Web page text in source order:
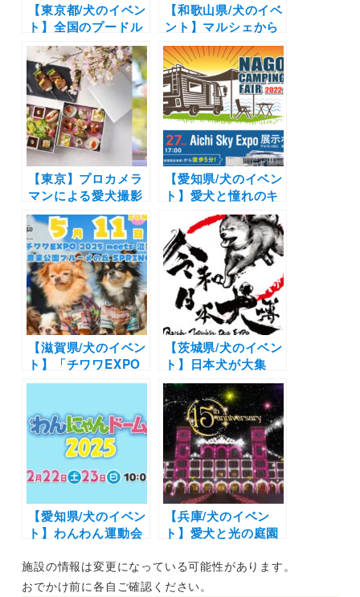
【東京都/犬のイベン
ト】全国のプードル
好き集まれ～！「プ
ードルフェスティバ
ル 2025 SPRING」
（イーノの森Dog
Garden）3/16
【和歌山県/犬のイベ
ント】マルシェから
ステージショーまで
「WANʼS Dog
Expo 2025 Marina
City」（和歌山マリ
ーナシティ 第三駐
車場）2/22〜2/23
【東京】プロカメラ
マンによる愛犬撮影
会が東京マリオット
ホテルにて開催！御
殿山庭園を臨むテラ
スランチ&フリーフ
ロー付き
【愛知県/犬のイベン
ト】愛犬と憧れのキ
ャンピングカーを見
に行こう！しつけの
イベントも | 「名古
屋キャンピングカー
フェア2022
SPRING」（AICHI
SKY EXPO 展示ホ
ールＦ）2/26・27開
催
【滋賀県/犬のイベン
ト】「チワワEXPO
2025 meets 滋賀農
SPRING」（滋賀農
業公園ブルーメの
丘）5/11
【茨城県/犬のイベン
ト】日本犬が大集
合！柴犬や秋田犬の
わんこ集まれ♪「令
和日本犬博2021 –
REIWA Japanese
Dog EXPO –」（こ
もれび森のイバライ
ド）11/7開催
【愛知県/犬のイベン
ト】わんわん運動会
「わんにゃんドーム
2025 in Aichi Sky
【兵庫/犬のイベン
ト】愛犬と光の庭園
ルミナージュ2025」
（道の駅 神戸フルー
施設の情報は変更になっている可能性があります。
おでかけ前に各自ご確認ください。